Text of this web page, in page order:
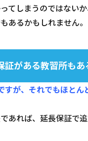
てしまうのではない
あるかもしれません。
証がある教習所もあ
が、それでもほとん
あれば、延長保証で